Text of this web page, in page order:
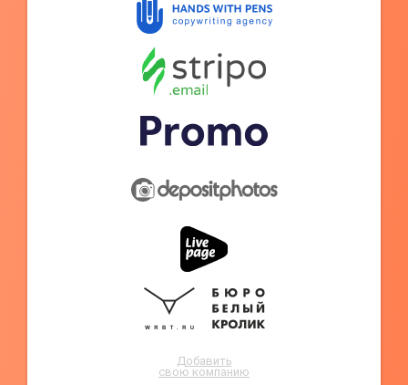
Добавить
свою компанию